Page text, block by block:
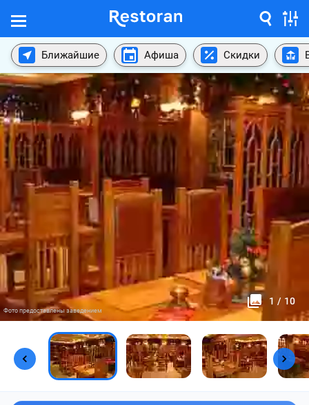
Ближайшие Афиша Скидки
1 / 10
Фото предоставлены заведением